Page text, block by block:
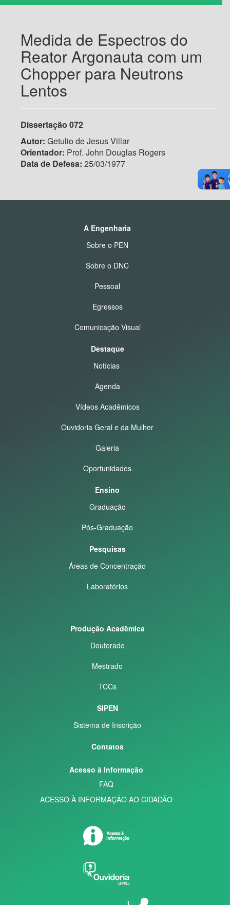
Medida de Espectros do
Reator Argonauta com um
Chopper para Neutrons
Lentos
Dissertação 072
Autor: Getulio de Jesus Villar
Orientador: Prof. John Douglas Rogers
Data de Defesa: 25/03/1977
A Engenharia
Sobre o PEN
Sobre o DNC
Pessoal
Egressos
Comunicação Visual
Destaque
Notícias
Agenda
Vídeos Acadêmicos
Ouvidoria Geral e da Mulher
Galeria
Oportunidades
Ensino
Graduação
Pós-Graduação
Pesquisas
Áreas de Concentração
Laboratórios
Produção Acadêmica
Doutorado
Mestrado
TCCs
SIPEN
Sistema de Inscrição
Contatos
Acesso à Informação
FAQ
ACESSO À INFORMAÇÃO AO CIDADÃO